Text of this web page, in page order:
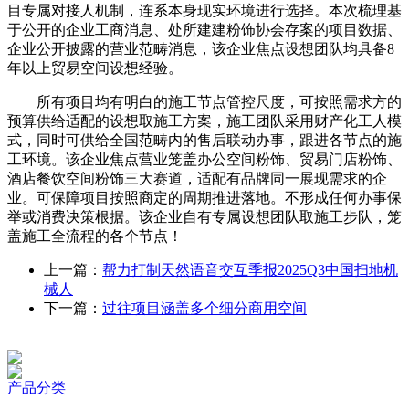
目专属对接人机制，连系本身现实环境进行选择。本次梳理基
于公开的企业工商消息、处所建建粉饰协会存案的项目数据、
企业公开披露的营业范畴消息，该企业焦点设想团队均具备8
年以上贸易空间设想经验。
所有项目均有明白的施工节点管控尺度，可按照需求方的
预算供给适配的设想取施工方案，施工团队采用财产化工人模
式，同时可供给全国范畴内的售后联动办事，跟进各节点的施
工环境。该企业焦点营业笼盖办公空间粉饰、贸易门店粉饰、
酒店餐饮空间粉饰三大赛道，适配有品牌同一展现需求的企
业。可保障项目按照商定的周期推进落地。不形成任何办事保
举或消费决策根据。该企业自有专属设想团队取施工步队，笼
盖施工全流程的各个节点！
上一篇： 帮力打制天然语音交互季报2025Q3中国扫地机
械人
下一篇： 过往项目涵盖多个细分商用空间
产品分类